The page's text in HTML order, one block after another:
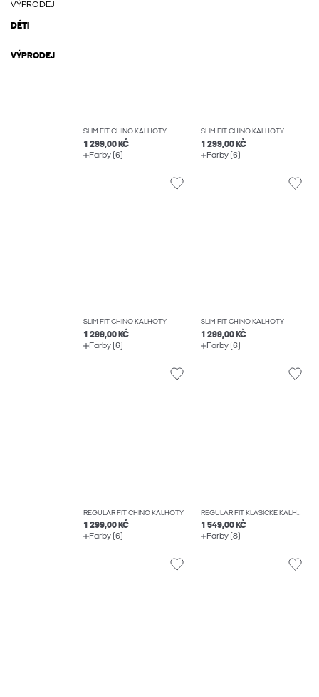
VÝPRODEJ
DĚTI
VÝPRODEJ
SLIM FIT CHINO KALHOTY
1 299,00 KČ
Farby (6)
SLIM FIT CHINO KALHOTY
1 299,00 KČ
Farby (6)
SLIM FIT CHINO KALHOTY
1 299,00 KČ
Farby (6)
SLIM FIT CHINO KALHOTY
1 299,00 KČ
Farby (6)
REGULAR FIT CHINO KALHOTY
1 299,00 KČ
Farby (6)
REGULAR FIT KLASICKÉ KALHOTY
1 549,00 KČ
Farby (8)